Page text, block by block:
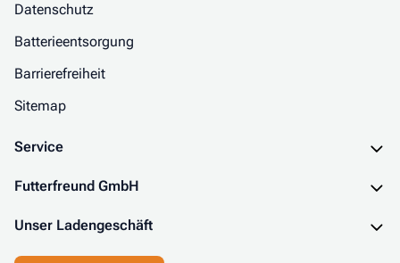
Datenschutz
Batterieentsorgung
Barrierefreiheit
Sitemap
Service
Futterfreund GmbH
Unser Ladengeschäft